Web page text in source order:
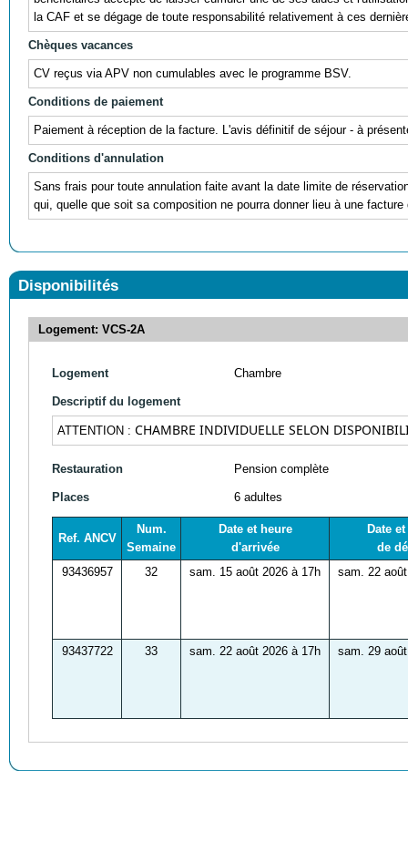
la CAF et se dégage de toute responsabilité relativement à ces
Chèques vacances
CV reçus via APV non cumulables avec le programme BSV.
Conditions de paiement
Paiement à réception de la facture. L'avis définitif de séjour - à
Conditions d'annulation
Sans frais pour toute annulation faite avant la date limite de
qui, quelle que soit sa composition ne pourra donner lieu à une
Disponibilités
Logement: VCS-2A
Logement Chambre
Descriptif du logement
ATTENTION : CHAMBRE INDIVIDUELLE SELON
Restauration Pension complète
Places 6 adultes
Ref. ANCV
Num.
Semaine
Date et heure
d'arrivée
Date
de
93436957
32 sam. 15 août 2026 à 17h sam. 22
93437722 33 sam. 22 août 2026 à 17h sam. 29